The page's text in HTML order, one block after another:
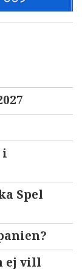
i
Spel
ej vill